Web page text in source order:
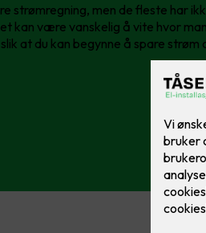
strømregning, men de fleste har
kan være vanskelig å vite hvor
at du kan begynne å spare strøm